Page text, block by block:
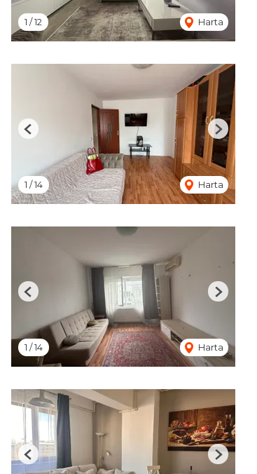
1 /12 Harta
1 /14 Harta
Previous Next
1 /14 Harta
Previous Next
Previous Next